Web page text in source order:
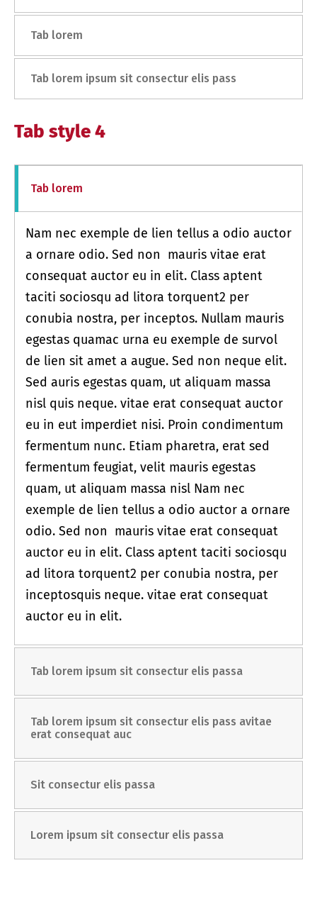
Tab lorem
Tab lorem ipsum sit consectur elis pass
Tab style 4
Tab lorem
Nam nec exemple de lien tellus a odio auctor
a ornare odio. Sed non mauris vitae erat
consequat auctor eu in elit. Class aptent
taciti sociosqu ad litora torquent2 per
conubia nostra, per inceptos. Nullam mauris
egestas quamac urna eu exemple de survol
de lien sit amet a augue. Sed non neque elit.
Sed auris egestas quam, ut aliquam massa
nisl quis neque. vitae erat consequat auctor
eu in eut imperdiet nisi. Proin condimentum
fermentum nunc. Etiam pharetra, erat sed
fermentum feugiat, velit mauris egestas
quam, ut aliquam massa nisl Nam nec
exemple de lien tellus a odio auctor a ornare
odio. Sed non mauris vitae erat consequat
auctor eu in elit. Class aptent taciti sociosqu
ad litora torquent2 per conubia nostra, per
inceptosquis neque. vitae erat consequat
auctor eu in elit.
Tab lorem ipsum sit consectur elis passa
Tab lorem ipsum sit consectur elis pass avitae
erat consequat auc
Sit consectur elis passa
Lorem ipsum sit consectur elis passa